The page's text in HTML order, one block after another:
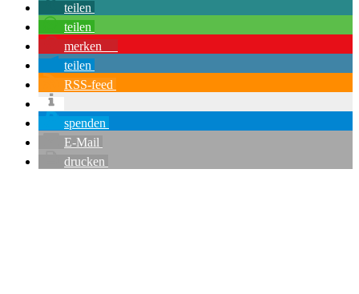
teilen
teilen
merken
teilen
RSS-feed
spenden
E-Mail
drucken